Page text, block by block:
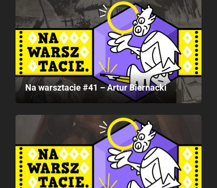
Na warsztacie #41 – Artur Biernacki